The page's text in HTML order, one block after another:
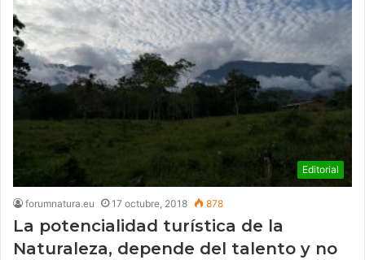
Editorial
forumnatura.eu 17 octubre, 2018 878
La potencialidad turística de la
Naturaleza, depende del talento y no